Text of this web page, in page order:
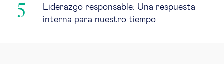
Liderazgo responsable: Una respuesta
interna para nuestro tiempo